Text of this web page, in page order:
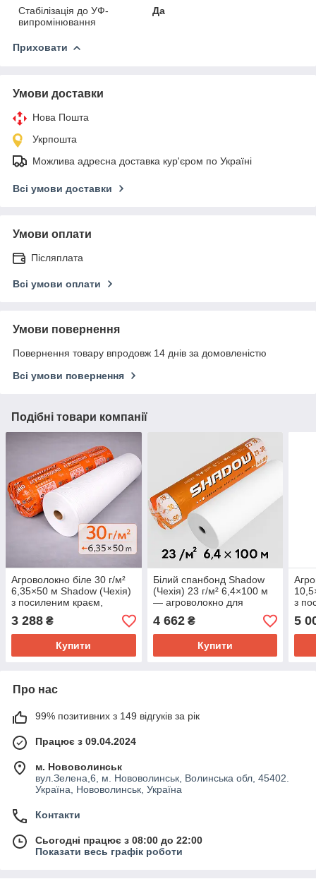
Стабілізація до УФ-
випромінювання
Да
Приховати
Умови доставки
Нова Пошта
Укрпошта
Можлива адресна доставка кур'єром по Україні
Всі умови доставки
Умови оплати
Післяплата
Всі умови оплати
Умови повернення
Повернення товару впродовж 14 днів за домовленістю
Всі умови повернення
Подібні товари компанії
Агроволокно біле 30 г/м²
6,35×50 м Shadow (Чехія)
з посиленим краєм,
спанбонд для теплиць і
укриття рослин
3 288 ₴
Купити
Білий спанбонд Shadow
(Чехія) 23 г/м² 6,4×100 м
— агроволокно для
грядок, теплиць і розсади
4 662₴
Купити
з
5
Про нас
99% позитивних з 149 відгуків за рік
Працює з 09.04.2024
м. Нововолинськ
вул.Зелена,6, м. Нововолинськ, Волинська обл, 45402.
Україна, Нововолинськ, Україна
Контакти
Сьогодні працює з 08:00 до 22:00
Показати весь графік роботи